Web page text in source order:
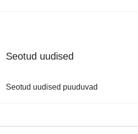
Seotud uudised
Seotud uudised puuduvad